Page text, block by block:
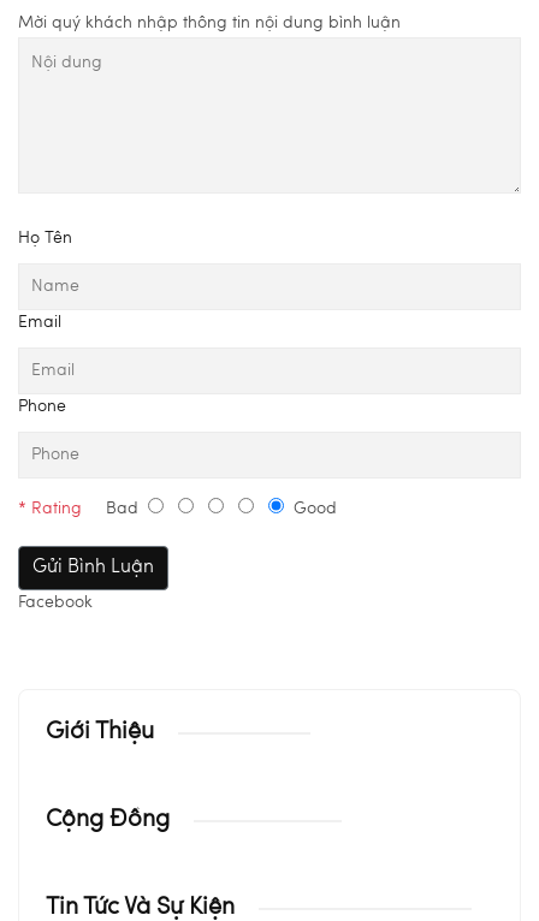
Giới Thiệu
Cộng Đồng
Tin Tức Và Sự Kiện
Mời quý khách nhập thông tin nội dung bình luận
Họ Tên
Email
Phone
* Rating Bad Good
Facebook